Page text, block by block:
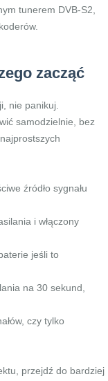
tunerem DVB-S2,
zacząć
nie panikuj.
samodzielnie, bez
źródło sygnału
i włączony
jeśli to
na 30 sekund,
czy tylko
przejdź do bardziej